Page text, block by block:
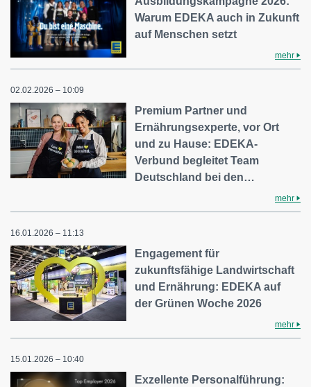
Warum EDEKA auch in Zukunft
auf Menschen setzt
mehr
02.02.2026 – 10:09
Premium Partner und
Ernährungsexperte, vor Ort
und zu Hause: EDEKA-
Verbund begleitet Team
Deutschland bei den…
mehr
16.01.2026 – 11:13
Engagement für
zukunftsfähige Landwirtschaft
und Ernährung: EDEKA auf
der Grünen Woche 2026
mehr
15.01.2026 – 10:40
Exzellente Personalführung: